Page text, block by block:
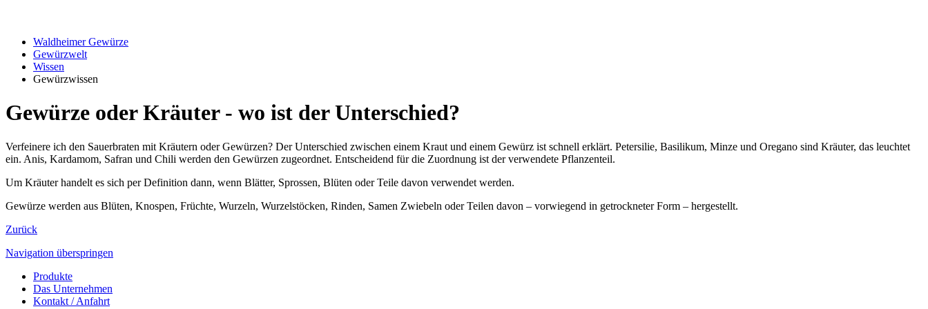
Waldheimer Gewürze
Gewürzwelt
Wissen
Gewürzwissen
Gewürze oder Kräuter - wo ist der Unterschied?
Verfeinere ich den Sauerbraten mit Kräutern oder Gewürzen? Der Unterschied zwischen einem Kraut und einem Gewürz ist schnell erklärt. Petersilie, Basilikum, Minze und Oregano sind Kräuter, das leuchtet
ein. Anis, Kardamom, Safran und Chili werden den Gewürzen zugeordnet. Entscheidend für die Zuordnung ist der verwendete Pflanzenteil.
Um Kräuter handelt es sich per Definition dann, wenn Blätter, Sprossen, Blüten oder Teile davon verwendet werden.
Gewürze werden aus Blüten, Knospen, Früchte, Wurzeln, Wurzelstöcken, Rinden, Samen Zwiebeln oder Teilen davon – vorwiegend in getrockneter Form – hergestellt.
Zurück
Navigation überspringen
Produkte
Das Unternehmen
Kontakt / Anfahrt